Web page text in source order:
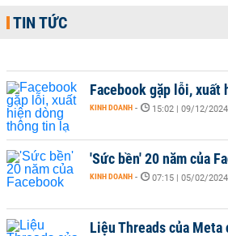
TIN TỨC
Facebook gặp lỗi,
KINH DOANH - 15:02 | 09/12/2024
'Sức bền' 20 năm của
KINH DOANH - 07:15 | 05/02/2024
Liệu Threads của